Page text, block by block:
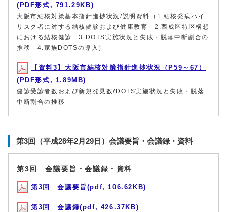
(PDF形式, 791.29KB)
大阪市結核対策基本指針進捗状況/説明資料（1.結核発病ハイ
リスク者に対する結核健診および健康教育 2.西成区特区構想
における結核健診 3.DOTS実施状況と失敗・脱落中断割合の
推移 4.家族DOTSの導入）
【資料3】大阪市結核対策指針進捗状況（P59～67）
(PDF形式, 1.89MB)
健診受診者数および新規発見数/DOTS実施状況と失敗・脱落
中断割合の推移
第3回（平成28年2月29日）会議要旨・会議録・資料
第3回 会議要旨・会議録・資料
第3回 会議要旨(pdf, 106.62KB)
第3回 会議録(pdf, 426.37KB)